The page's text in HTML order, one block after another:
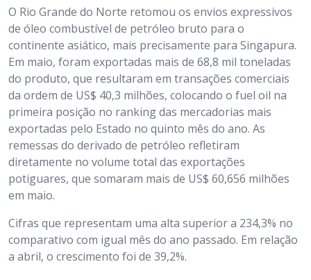
O Rio Grande do Norte retomou os envios expressivos
de óleo combustível de petróleo bruto para o
continente asiático, mais precisamente para Singapura.
Em maio, foram exportadas mais de 68,8 mil toneladas
do produto, que resultaram em transações comerciais
da ordem de US$ 40,3 milhões, colocando o fuel oil na
primeira posição no ranking das mercadorias mais
exportadas pelo Estado no quinto mês do ano. As
remessas do derivado de petróleo refletiram
diretamente no volume total das exportações
potiguares, que somaram mais de US$ 60,656 milhões
em maio.
Cifras que representam uma alta superior a 234,3% no
comparativo com igual mês do ano passado. Em relação
a abril, o crescimento foi de 39,2%.